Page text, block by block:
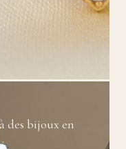
des bijoux en